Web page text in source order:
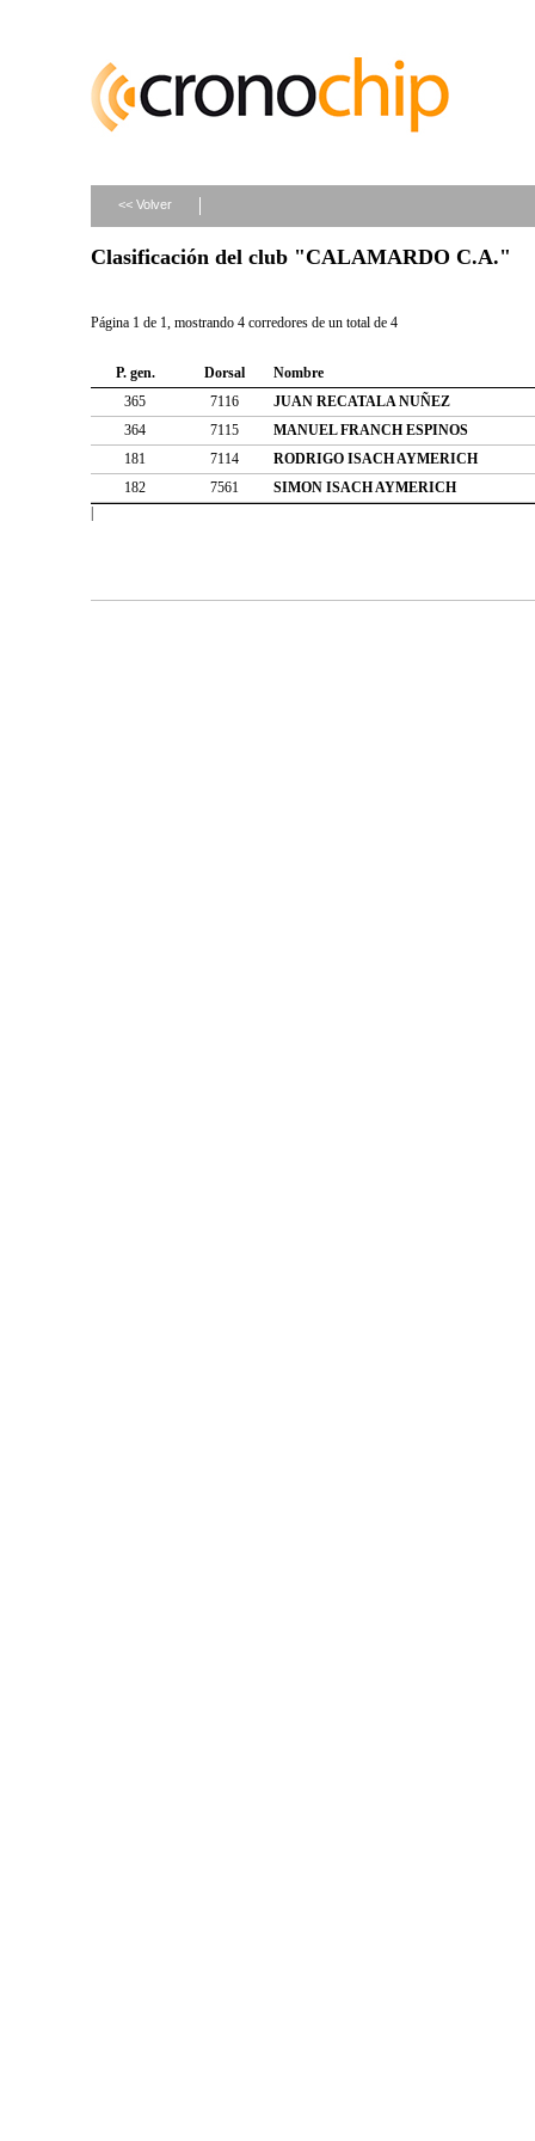
<< Volver
Clasificación del club "CALAMARDO C.A."
Página 1 de 1, mostrando 4 corredores de un total de 4
P. gen. Dorsal
Nombre
365
7116
JUAN RECATALA NUÑEZ
364
7115
MANUEL FRANCH ESPINOS
181
7114
RODRIGO ISACH AYMERICH
182
7561
SIMON ISACH AYMERICH
|